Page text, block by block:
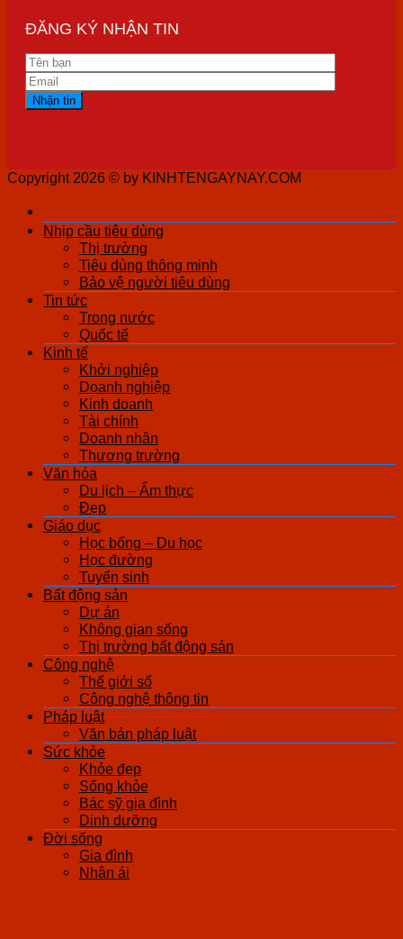
ĐĂNG KÝ NHẬN TIN
Copyright 2026 © by KINHTENGAYNAY.COM
Nhịp cầu tiêu dùng
Thị trường
Tiêu dùng thông minh
Bảo vệ người tiêu dùng
Tin tức
Trong nước
Quốc tế
Kinh tế
Khởi nghiệp
Doanh nghiệp
Kinh doanh
Tài chính
Doanh nhân
Thương trường
Văn hóa
Du lịch – Ẩm thực
Đẹp
Giáo dục
Học bổng – Du học
Học đường
Tuyển sinh
Bất động sản
Dự án
Không gian sống
Thị trường bất động sản
Công nghệ
Thế giới số
Công nghệ thông tin
Pháp luật
Văn bản pháp luật
Sức khỏe
Khỏe đẹp
Sống khỏe
Bác sỹ gia đình
Dinh dưỡng
Đời sống
Gia đình
Nhân ái